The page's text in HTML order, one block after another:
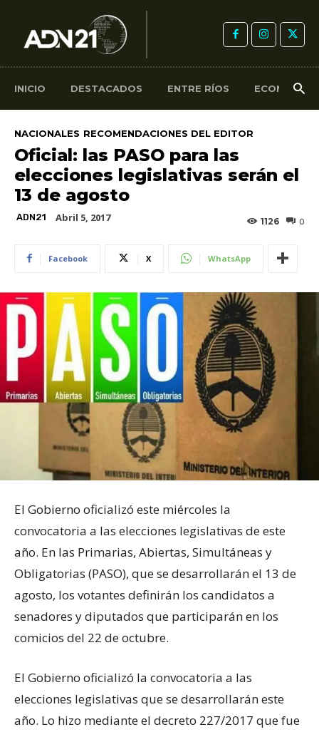
INICIO DESTACADOS ENTRE RÍOS ECONOMÍA
NACIONALES RECOMENDACIONES DEL EDITOR
Oficial: las PASO para las
elecciones legislativas serán el
13 de agosto
ADN21 Abril 5, 2017 0
1126
Facebook X WhatsApp
El Gobierno oficializó este miércoles la
convocatoria a las elecciones legislativas de este
año. En las Primarias, Abiertas, Simultáneas y
Obligatorias (PASO), que se desarrollarán el 13 de
agosto, los votantes definirán los candidatos a
senadores y diputados que participarán en los
comicios del 22 de octubre.
El Gobierno oficializó la convocatoria a las
elecciones legislativas que se desarrollarán este
año. Lo hizo mediante el decreto 227/2017 que fue